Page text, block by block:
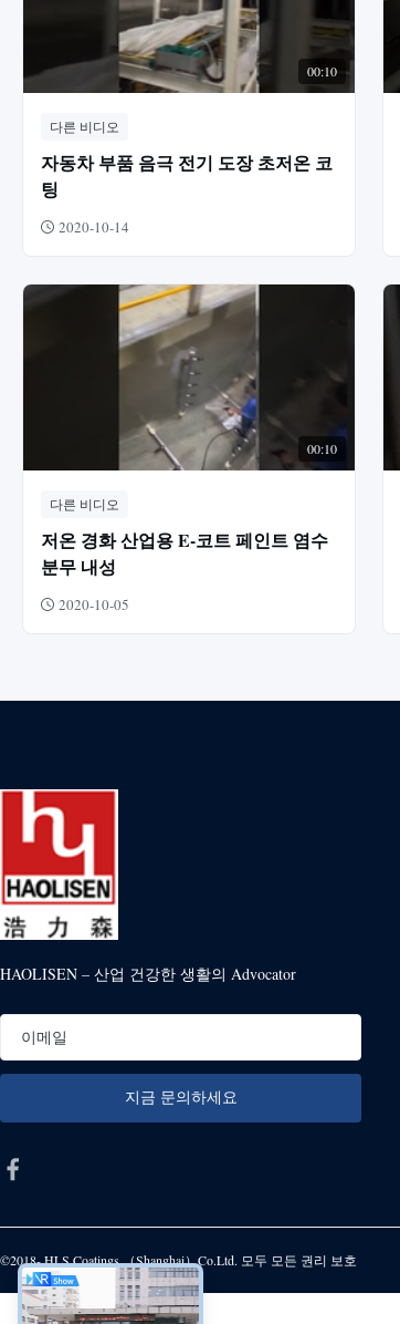
00:10
다른 비디오
자동차 부품 음극 전기 도장 초저온 코
팅
2020-10-14
00:10
다른 비디오
저온 경화 산업용 E-코트 페인트 염수
분무 내성
2020-10-05
HAOLISEN – 산업 건강한 생활의 Advocator
©2018- HLS Coatings （Shanghai）Co.Ltd. 모두 모든 권리 보호